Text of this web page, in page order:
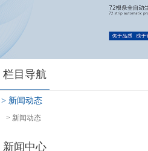
栏目导航
> 新闻动态
> 新闻动态
新闻中心